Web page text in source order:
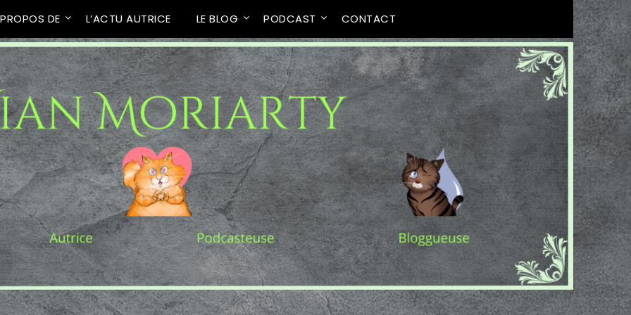
DE L’ACTU AUTRICE LE BLOG PODCAST CONTACT